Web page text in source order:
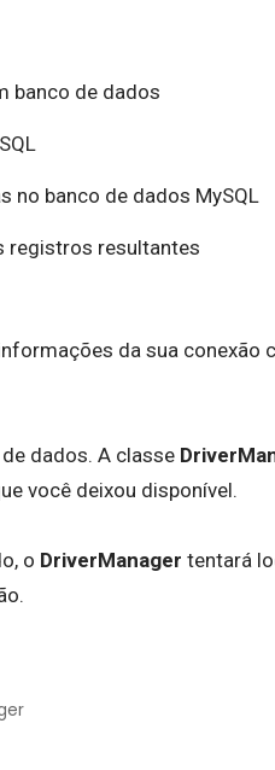
banco de dados
no banco de dados MySQL
registros resultantes
da sua conexão
dados. A classe
você deixou disponível.
o DriverManager tentará